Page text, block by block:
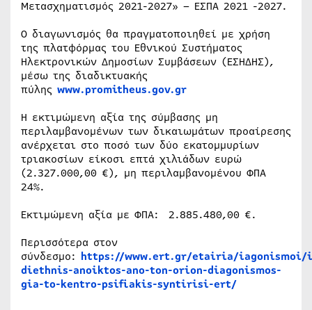
Μετασχηματισμός 2021-2027» – ΕΣΠΑ 2021 -2027.
Ο διαγωνισμός θα πραγματοποιηθεί με χρήση
της πλατφόρμας του Εθνικού Συστήματος
Ηλεκτρονικών Δημοσίων Συμβάσεων (ΕΣΗΔΗΣ),
μέσω της διαδικτυακής
πύλης www.promitheus.gov.gr
Η εκτιμώμενη αξία της σύμβασης μη
περιλαμβανομένων των δικαιωμάτων προαίρεσης
ανέρχεται στο ποσό των δύο εκατομμυρίων
τριακοσίων είκοσι επτά χιλιάδων ευρώ
(2.327.000,00 €), μη περιλαμβανομένου ΦΠΑ
24%.
Εκτιμώμενη αξία με ΦΠΑ: 2.885.480,00 €.
Περισσότερα στον
σύνδεσμο: https://www.ert.gr/etairia/iagonismoi/
diethnis-anoiktos-ano-ton-orion-diagonismos-
gia-to-kentro-psifiakis-syntirisi-ert/